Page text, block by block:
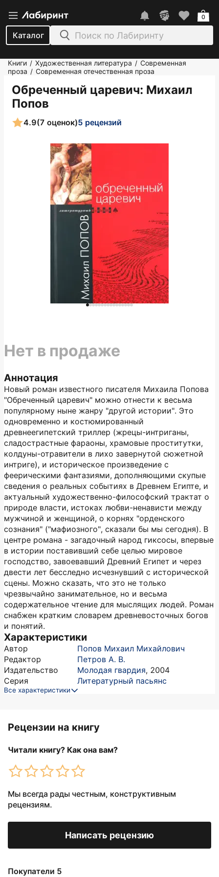
Каталог
0
Книги / Художественная литература / Современная
проза / Современная отечественная проза
Обреченный царевич: Михаил
Попов
4.9(7 оценок)5 рецензий
Аннотация
Новый роман известного писателя Михаила Попова
"Обреченный царевич" можно отнести к весьма
популярному ныне жанру "другой истории". Это
одновременно и костюмированный
древнеегипетский триллер (жрецы-интриганы,
сладострастные фараоны, храмовые проститутки,
колдуны-отравители в лихо завернутой сюжетной
интриге), и историческое произведение с
феерическими фантазиями, дополняющими скупые
сведения о реальных событиях в Древнем Египте, и
актуальный художественно-философский трактат о
природе власти, истоках любви-ненависти между
мужчиной и женщиной, о корнях "орденского
сознания" ("мафиозного", сказали бы мы сегодня). В
центре романа - загадочный народ гиксосы, впервые
в истории поставивший себе целью мировое
господство, завоевавший Древний Египет и через
двести лет бесследно исчезнувший с исторической
сцены. Можно сказать, что это не только
чрезвычайно занимательное, но и весьма
содержательное чтение для мыслящих людей. Роман
снабжен кратким словарем древневосточных богов
и понятий.
Характеристики
Автор
Попов Михаил Михайлович
Редактор
Петров А. В.
Издательство
Молодая гвардия, 2004
Серия
Литературный пасьянс
Все характеристики
Нет в продаже
Рецензии на книгу
Читали книгу? Как она вам?
Мы всегда рады честным, конструктивным
рецензиям.
Написать рецензию
Покупатели 5